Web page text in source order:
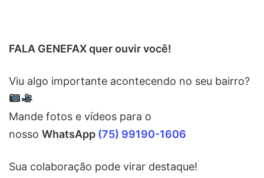
FALA GENEFAX quer ouvir você!
Viu algo importante acontecendo no seu bairro?
Mande fotos e vídeos para o
nosso WhatsApp (75) 99190-1606
Sua colaboração pode virar destaque!